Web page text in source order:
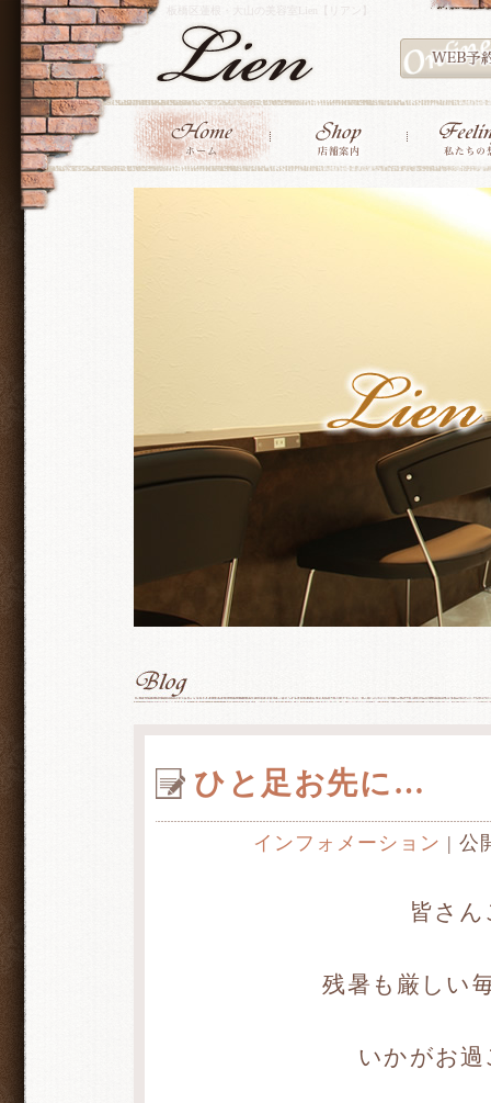
板橋区蓮根・大山の美容室Lien【リアン】
ひと足お先に…
インフォメーション | 公
皆さ
残暑も厳しい
いかがお